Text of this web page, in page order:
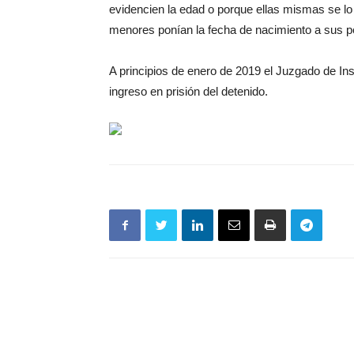
evidencien la edad o porque ellas mismas se
menores ponían la fecha de nacimiento a sus
A principios de enero de 2019 el Juzgado de
ingreso en prisión del detenido.